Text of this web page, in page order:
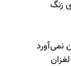
زنگ
نمی‌آورد